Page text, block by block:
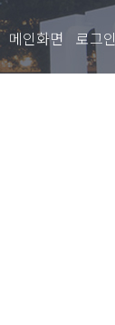
메인화면 로그인